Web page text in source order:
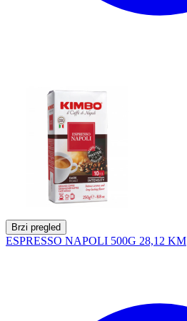
Brzi pregled
ESPRESSO NAPOLI 500G 28,12 KM